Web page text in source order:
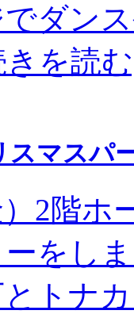
ダン
きを読
スマス
）2階
をし
トナ